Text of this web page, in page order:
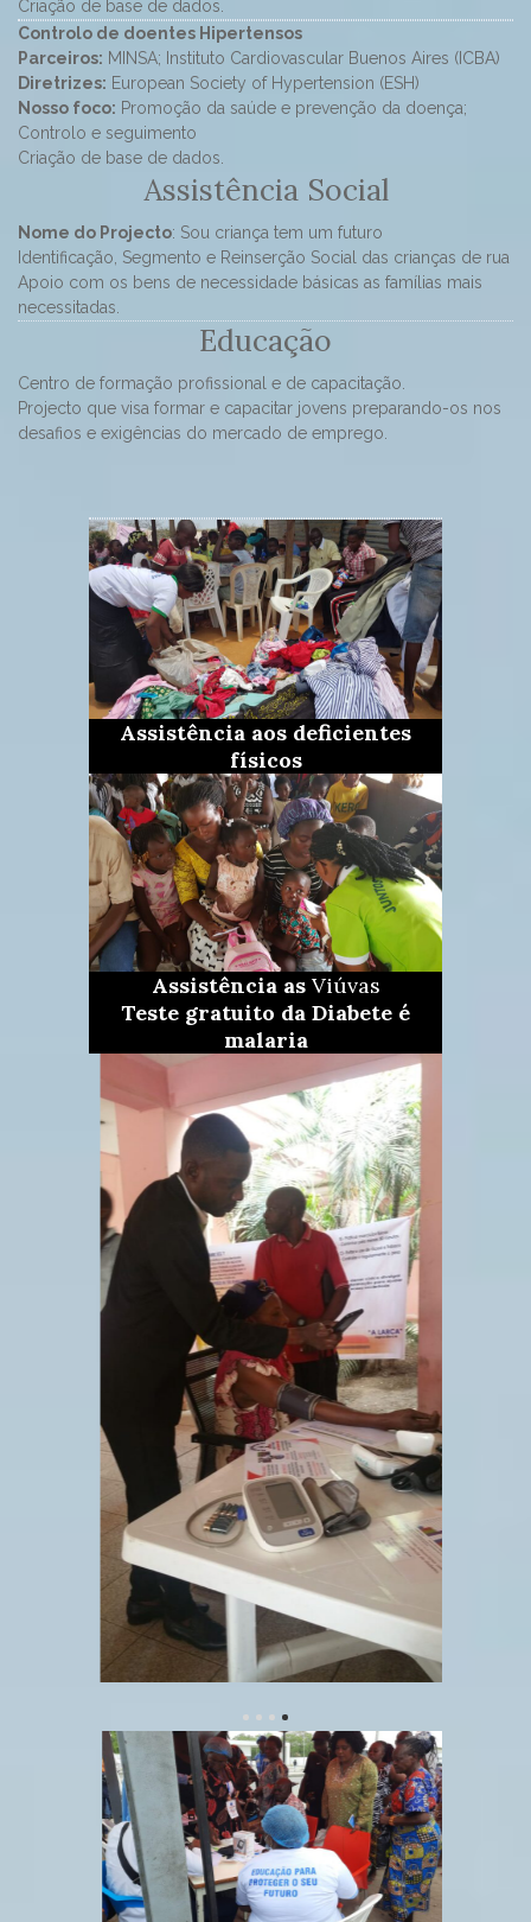
Criação de base de dados.
Controlo de doentes Hipertensos
Parceiros: MINSA; Instituto Cardiovascular Buenos Aires (ICBA)
Diretrizes: European Society of Hypertension (ESH)
Nosso foco: Promoção da saúde e prevenção da doença;
Controlo e seguimento
Criação de base de dados.
Assistência Social
Nome do Projecto: Sou criança tem um futuro
Identificação, Segmento e Reinserção Social das crianças de rua
Apoio com os bens de necessidade básicas as famílias mais
necessitadas.
Educação
Centro de formação profissional e de capacitação.
Projecto que visa formar e capacitar jovens preparando-os nos
desafios e exigências do mercado de emprego.
Assistência aos deficientes
físicos
Assistência as Viúvas
Teste gratuito da Diabete é
malaria